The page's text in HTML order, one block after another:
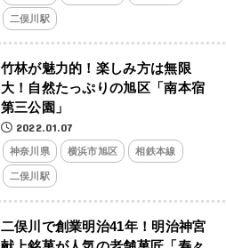
二俣川駅
竹林が魅力的！楽しみ方は無限
大！自然たっぷりの旭区「南本宿
第三公園」
2022.01.07
神奈川県 横浜市旭区 相鉄本線
二俣川駅
二俣川で創業明治41年！明治神宮